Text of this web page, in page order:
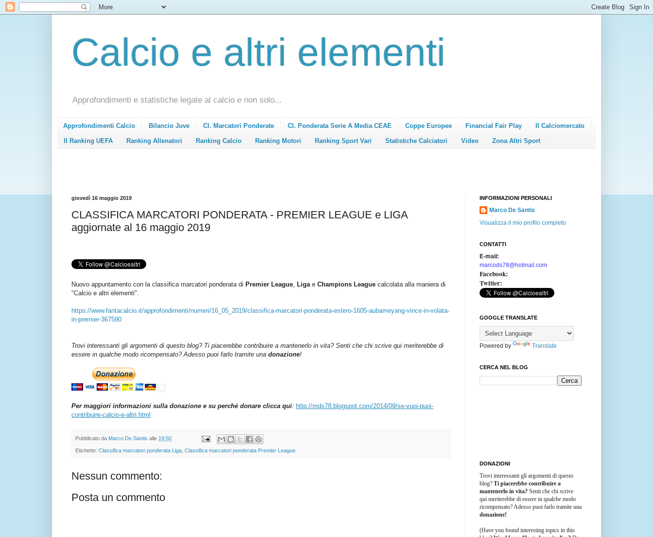
Calcio e altri elementi
Approfondimenti e statistiche legate al calcio e non solo...
Approfondimenti Calcio Bilancio Juve Cl. Marcatori Ponderate Cl. Ponderata Serie A Media CEAE Coppe Europee Financial Fair Play Il Calciomercato
Il Ranking UEFA Ranking Allenatori Ranking Calcio Ranking Motori Ranking Sport Vari Statistiche Calciatori Video Zona Altri Sport
giovedì 16 maggio 2019
CLASSIFICA MARCATORI PONDERATA - PREMIER LEAGUE e LIGA
aggiornate al 16 maggio 2019
Nuovo appuntamento con la classifica marcatori ponderata di Premier League, Ligae Champions League calcolata alla maniera di
"Calcio e altri elementi".
https://www.fantacalcio.it/approfondimenti/numeri/16_05_2019/classifica-marcatori-ponderata-estero-1605-aubameyang-vince-in-volata-
in-premier-367590
Trovi interessanti gli argomenti di questo blog? Ti piacerebbe contribuire a mantenerlo in vita? Senti che chi scrive qui meriterebbe di
essere in qualche modo ricompensato? Adesso puoi farlo tramite una donazione!
Per maggiori informazioni sulla donazione e su perché donare clicca qui: http://mds78.blogspot.com/2014/09/se-vuoi-puoi-
contribuire-calcio-e-altri.html
Pubblicato da Marco De Santis alle 19:50
Etichette: Classifica marcatori ponderata Liga Classifica marcatori ponderata Premier League
Nessun commento:
Posta un commento
INFORMAZIONI PERSONALI
Marco De Santis
Visualizza il mio profilo completo
CONTATTI
E-mail:
marcods78@hotmail.com
Facebook:
Twitter:
GOOGLE TRANSLATE
Powered by Translate
CERCA NEL BLOG
DONAZIONI
Trovi interessanti gli argomenti di questo
blog? Ti piacerebbe contribuire a
mantenerlo in vita? Senti che chi scrive
qui meriterebbe di essere in qualche modo
ricompensato? Adesso puoi farlo tramite una
donazione!
(Have you found interesting topics in this